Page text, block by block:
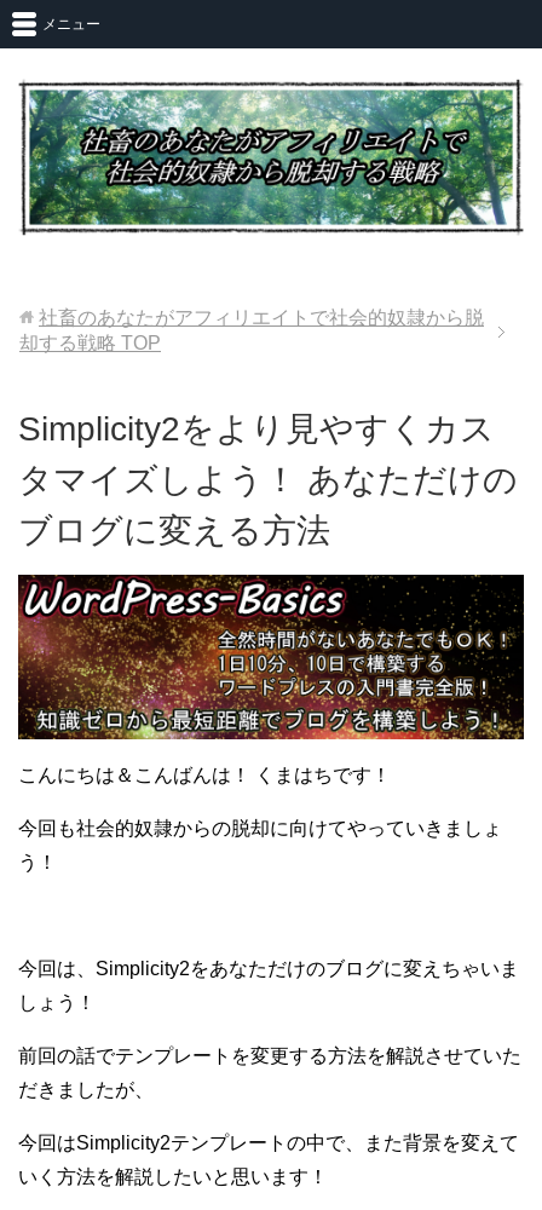
メニュー
社畜のあなたがアフィリエイトで社会的奴隷から脱
却する戦略 TOP
Simplicity2をより見やすくカス
タマイズしよう！ あなただけの
ブログに変える方法
こんにちは＆こんばんは！ くまはちです！
今回も社会的奴隷からの脱却に向けてやっていきましょ
う！
今回は、Simplicity2をあなただけのブログに変えちゃいま
しょう！
前回の話でテンプレートを変更する方法を解説させていた
だきましたが、
今回はSimplicity2テンプレートの中で、また背景を変えて
いく方法を解説したいと思います！